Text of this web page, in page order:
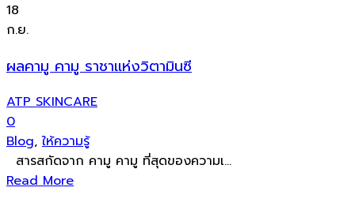
18
ก.ย.
ผลคามู คามู ราชาแห่งวิตามินซี
ATP SKINCARE
0
Blog, ให้ความรู้
สารสกัดจาก คามู คามู ที่สุดของความเ...
Read More